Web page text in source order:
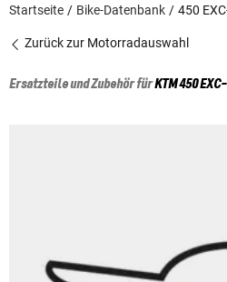
Startseite Bike-Datenbank 450
Zurück zur Motorradauswahl
Ersatzteile und Zubehör fürKTM450